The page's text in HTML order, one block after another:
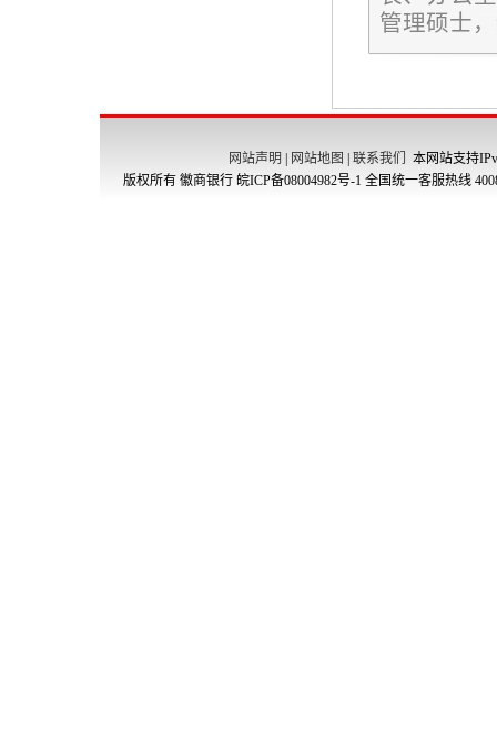
管理硕士
网站声明 网站地图 联系我们
本网站支持
版权所有 徽商银行 皖ICP备08004982号-1 全国统一客服热线